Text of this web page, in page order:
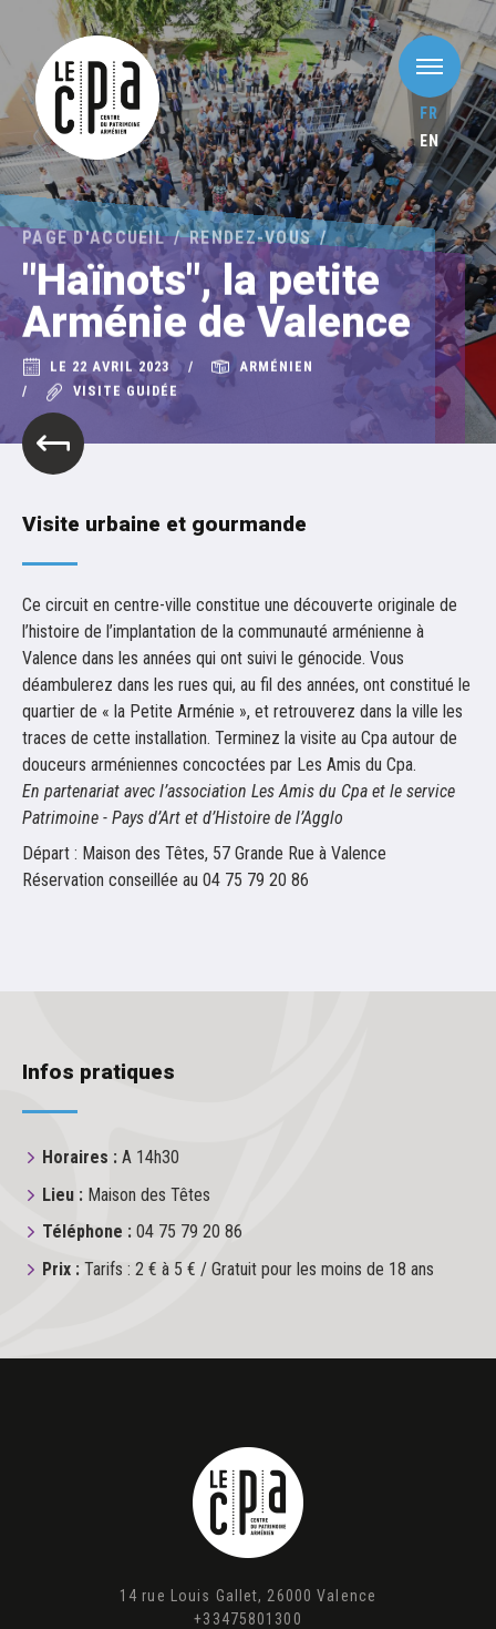
FR
EN
PAGE D'ACCUEIL RENDEZ-VOUS
"Haïnots", la petite
Arménie de Valence
LE 22 AVRIL 2023
ARMÉNIEN
VISITE GUIDÉE
Visite urbaine et gourmande
Ce circuit en centre-ville constitue une découverte originale de
l’histoire de l’implantation de la communauté arménienne à
Valence dans les années qui ont suivi le génocide. Vous
déambulerez dans les rues qui, au fil des années, ont constitué le
quartier de « la Petite Arménie », et retrouverez dans la ville les
traces de cette installation. Terminez la visite au Cpa autour de
douceurs arméniennes concoctées par Les Amis du Cpa.
En partenariat avec l’association Les Amis du Cpa et le service
Patrimoine - Pays d’Art et d’Histoire de l’Agglo
Départ : Maison des Têtes, 57 Grande Rue à Valence
Réservation conseillée au 04 75 79 20 86
Infos pratiques
Horaires : A 14h30
Lieu : Maison des Têtes
Téléphone : 04 75 79 20 86
Prix : Tarifs : 2 € à 5 € / Gratuit pour les moins de 18 ans
14 rue Louis Gallet, 26000 Valence
+33475801300